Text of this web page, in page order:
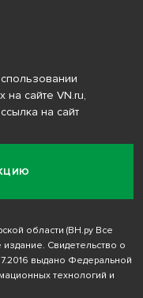
на сайте VN.ru,
на сайт
области (ВН.ру Все
Свидетельство о
выдано Федеральной
технологий и